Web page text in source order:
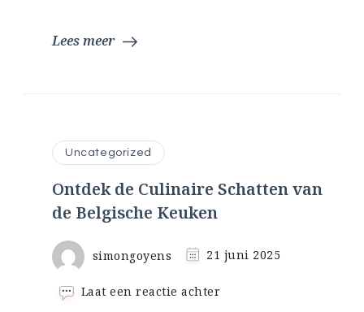
Lees meer
Uncategorized
Ontdek de Culinaire Schatten van
de Belgische Keuken
simongoyens 21 juni 2025
Laat een reactie achter